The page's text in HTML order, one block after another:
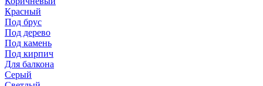
Красный
Под брус
Под дерево
Под камень
Под кирпич
Для балкона
Серый